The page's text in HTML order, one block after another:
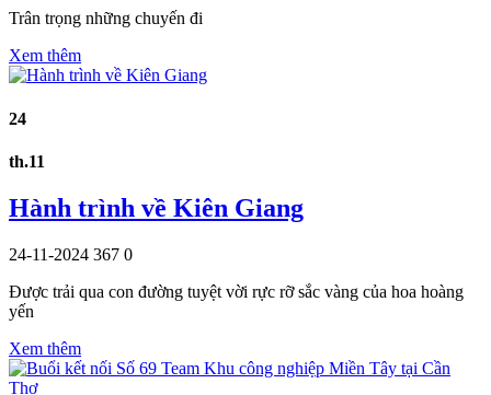
Trân trọng những chuyến đi
Xem thêm
24
th.11
Hành trình về Kiên Giang
24-11-2024 367 0
Được trải qua con đường tuyệt vời rực rỡ sắc vàng của hoa hoàng
yến
Xem thêm